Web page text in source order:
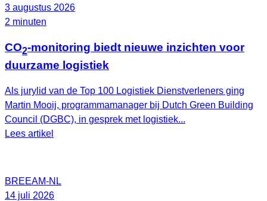
3 augustus 2026
2 minuten
CO2-monitoring biedt nieuwe inzichten voor
duurzame logistiek
Als jurylid van de Top 100 Logistiek Dienstverleners ging
Martin Mooij, programmamanager bij Dutch Green Building
Council (DGBC), in gesprek met logistiek...
Lees artikel
BREEAM-NL
14 juli 2026